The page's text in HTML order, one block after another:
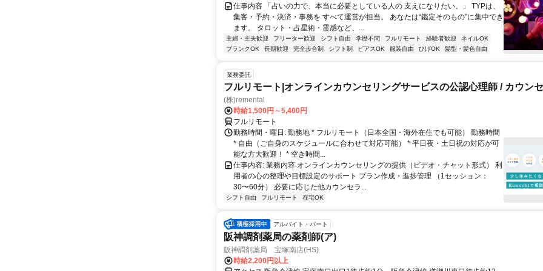
仕事内容 「占いの力で、本当に必要としている人の 支えになりたい。」 TYPは、
集客・予約・決済・事務を すべて運営が担当。 あなたは“鑑定そのもの”に集中でき
ます。 タロット・占星術・霊感など、...
主婦・主夫歓迎 フリーター歓迎 シフト自由 学歴不問 フルリモート 経験者歓迎
ネイルOK
ブランクOK
長期歓迎 完全歩合制 シフト制 ピアスOK 服装自由 ひげOK 髪型・髪色自由
業務委託
フルリモート|オンラインカウンセリングサービスの公認心理師 / カウン
(株)remental
時給1,500円～5,400円
フルリモート
勤務時間・曜日: 勤務地 * フルリモート（日本全国・海外在住でも可能） 勤務時間
* 自由（ご自身のスケジュールに合わせて対応可能） * 平日夜・土日祝の対応が可
能な方大歓迎！ * 空き時間...
仕事内容: 業務内容 オンラインカウンセリングの提供（ビデオ・チャット形式） 利
用者の心の整理や目標設定のサポート プラン作成・進捗管理 （1セッション：
30〜60分） 必要に応じた他カウンセラ...
シフト自由 フルリモート 在宅OK
アルバイト・パート
阪神調剤薬局の薬剤師(ア)
阪神調剤薬局 宝塚南店(HS)
時給2,200円以上